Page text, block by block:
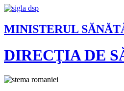
MINISTERUL
DIRECŢIA DE